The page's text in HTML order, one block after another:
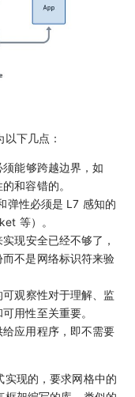
下几点：
须能够跨越边界，如
和容错的。
弹性必须是 L7 感知的
等）。
现安全已经不够了，
不是网络标识符来验
观察性对于理解、监
用性至关重要。
给应用程序，即不需要
实现的，要求网格中的